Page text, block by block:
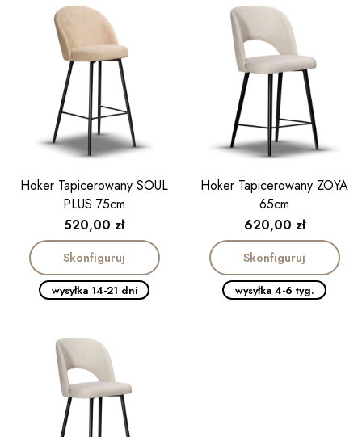
Hoker Tapicerowany SOUL
PLUS 75cm
Cena
520,00 zł
Skonfiguruj
wysyłka 14-21 dni
Hoker Tapicerowany ZOYA
65cm
Cena
620,00 zł
Skonfiguruj
wysyłka 4-6 tyg.